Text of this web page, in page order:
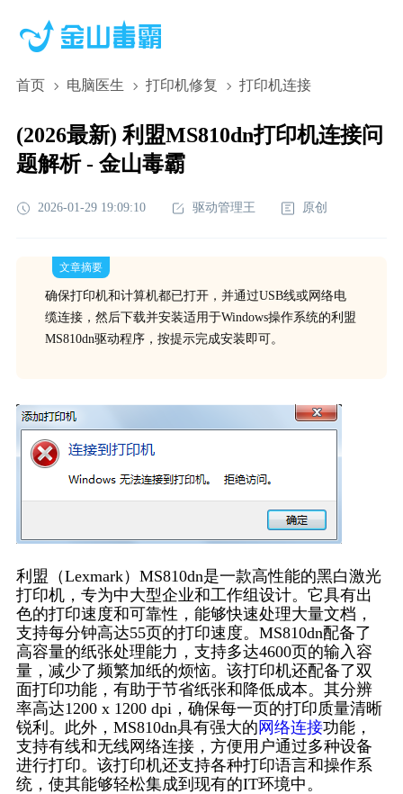
首页 电脑医生 打印机修复 打印机连接
(2026最新) 利盟MS810dn打印机连接问
题解析 - 金山毒霸
2026-01-29 19:09:10 驱动管理王 原创
文章摘要
确保打印机和计算机都已打开，并通过USB线或网络电
缆连接，然后下载并安装适用于Windows操作系统的利盟
MS810dn驱动程序，按提示完成安装即可。
利盟（Lexmark）MS810dn是一款高性能的黑白激光
打印机，专为中大型企业和工作组设计。它具有出
色的打印速度和可靠性，能够快速处理大量文档，
支持每分钟高达55页的打印速度。MS810dn配备了
高容量的纸张处理能力，支持多达4600页的输入容
量，减少了频繁加纸的烦恼。该打印机还配备了双
面打印功能，有助于节省纸张和降低成本。其分辨
率高达1200 x 1200 dpi，确保每一页的打印质量清晰
锐利。此外，MS810dn具有强大的 网络连接功能，
支持有线和无线网络连接，方便用户通过多种设备
进行打印。该打印机还支持各种打印语言和操作系
统，使其能够轻松集成到现有的IT环境中。